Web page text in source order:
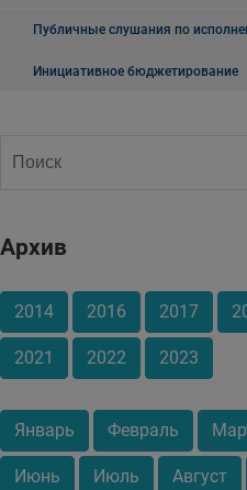
Публичные слушания по
Инициативное бюджетирование
Архив
2014 2016 2017
2021 2022 2023
Январь Февраль
Июнь Июль Август